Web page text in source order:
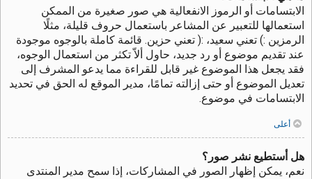
الابتسامات أو الرموز الانفعالية هي صور صغيرة من الممكن
استعمالها للتعبير عن المشاعر باستعمال حروف قليلة، مثلًا
الرمزين :) تعني سعيد، :( تعني حزين. قائمة كاملة بالوجوه موجودة
عند تقديم موضوع أو رد جديد، حاول ألاّ تكثر من استعمال الوجوه،
فقد يجعل هذا الموضوع غير قابل للقراءة مما يدعو المشرف إلى
تعديل الموضوع أو حتى إزالته تمامًا، مدير الموقع له الحق في تحديد
الابتسامات في موضوع.
أعلى
هل أستطيع نشر صور؟
نعم، يمكن إظهار الصور في المشاركات، إذا سمح مدير المنتدى